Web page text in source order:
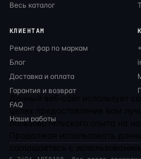
Весь каталог
КЛИЕНТАМ
Ремонт фар по маркам
Блог
Доставка и оплата
Гарантия и возврат
FAQ
Наши работы
Данный веб-сайт использует
целях предоставления вам
пользовательского опыта на